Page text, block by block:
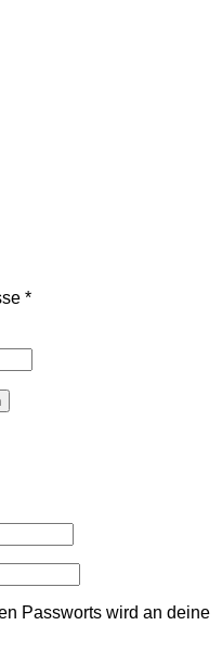
*Erforderlich
Passworts wird an deine